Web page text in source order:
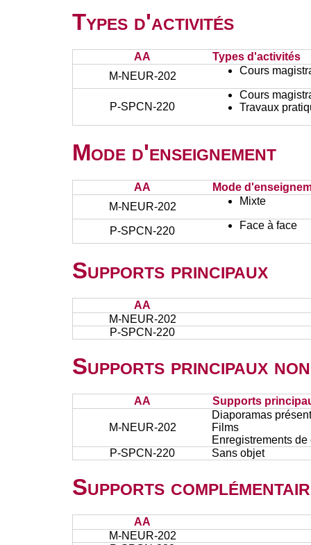
Types d'activités
AA
Types d'activités
M-NEUR-202
Cours
P-SPCN-220
Cours
Travaux
Mode d'enseignement
AA
Mode
M-NEUR-202
Mixte
P-SPCN-220 Face à face
Supports principaux
AA
M-NEUR-202
P-SPCN-220
Supports principaux
AA Supports
M-NEUR-202
Diaporamas
Films
Enregistrements
P-SPCN-220
Sans objet
Supports
AA
M-NEUR-202